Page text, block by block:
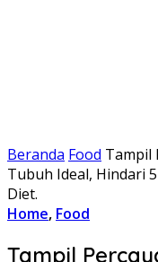
Beranda Food Tampil
Tubuh Ideal, Hindari
Diet.
Home, Food
Tampil